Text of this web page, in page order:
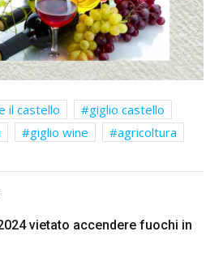
il castello
giglio castello
giglio wine agricoltura
vietato accendere fuochi in